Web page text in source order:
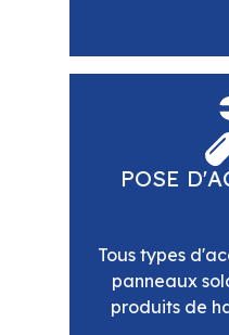
POSE
Tous types
panneaux
produits de